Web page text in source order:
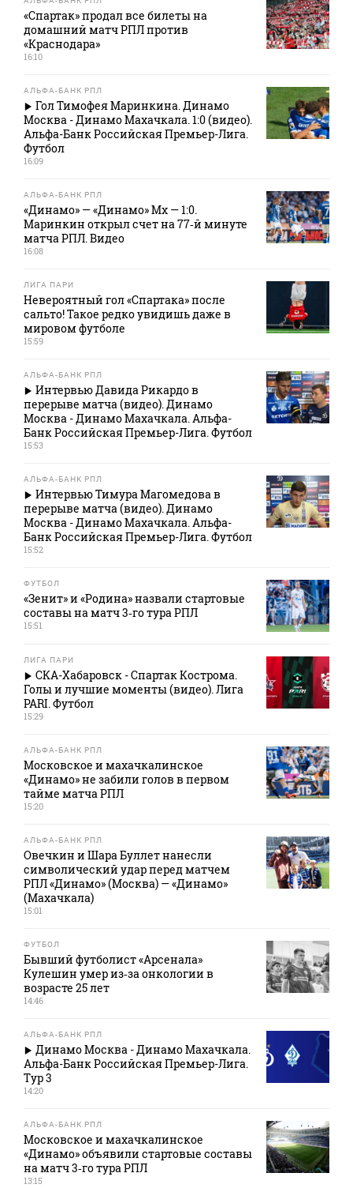
«Спартак» продал все билеты на
домашний матч РПЛ против
«Краснодара»
16:10
АЛЬФА-БАНК РПЛ
Гол Тимофея Маринкина. Динамо
Москва - Динамо Махачкала. 1:0 (видео).
Альфа-Банк Российская Премьер-Лига.
Футбол
16:09
АЛЬФА-БАНК РПЛ
«Динамо» — «Динамо» Мх — 1:0.
Маринкин открыл счет на 77‑й минуте
матча РПЛ. Видео
16:08
ЛИГА ПАРИ
Невероятный гол «Спартака» после
сальто! Такое редко увидишь даже в
мировом футболе
15:59
АЛЬФА-БАНК РПЛ
Интервью Давида Рикардо в
перерыве матча (видео). Динамо
Москва - Динамо Махачкала. Альфа-
Банк Российская Премьер-Лига. Футбол
15:53
АЛЬФА-БАНК РПЛ
Интервью Тимура Магомедова в
перерыве матча (видео). Динамо
Москва - Динамо Махачкала. Альфа-
Банк Российская Премьер-Лига. Футбол
15:52
ФУТБОЛ
«Зенит» и «Родина» назвали стартовые
составы на матч 3‑го тура РПЛ
15:51
ЛИГА ПАРИ
СКА-Хабаровск - Спартак Кострома.
Голы и лучшие моменты (видео). Лига
PARI. Футбол
15:29
АЛЬФА-БАНК РПЛ
Московское и махачкалинское
«Динамо» не забили голов в первом
тайме матча РПЛ
15:20
АЛЬФА-БАНК РПЛ
Овечкин и Шара Буллет нанесли
символический удар перед матчем
РПЛ «Динамо» (Москва) — «Динамо»
(Махачкала)
15:01
ФУТБОЛ
Бывший футболист «Арсенала»
Кулешин умер из‑за онкологии в
возрасте 25 лет
14:46
АЛЬФА-БАНК РПЛ
Динамо Москва - Динамо Махачкала.
Альфа-Банк Российская Премьер-Лига.
Тур 3
14:20
АЛЬФА-БАНК РПЛ
Московское и махачкалинское
«Динамо» объявили стартовые составы
на матч 3‑го тура РПЛ
13:15